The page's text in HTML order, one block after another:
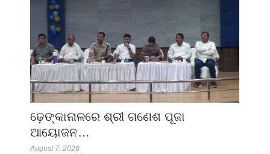
ଢ଼େଙ୍କାନାଳରେ ଶ୍ରୀ ଗଣେଶ ପୂଜା
ଆୟୋଜନ…
August 7, 2026